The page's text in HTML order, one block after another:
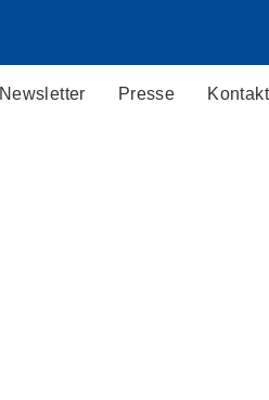
Newsletter Presse Kontakt